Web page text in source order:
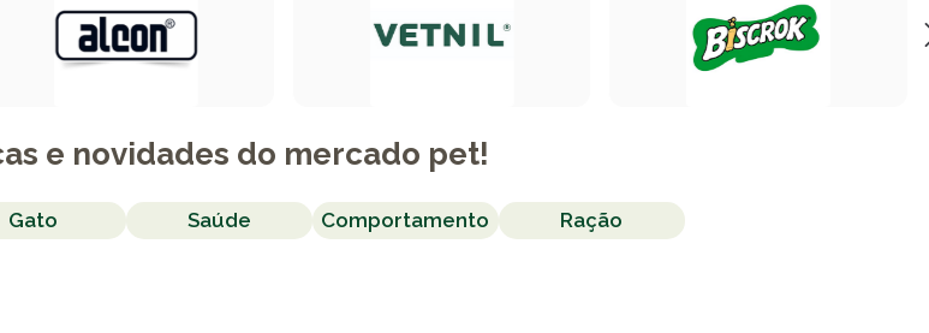
e novidades do mercado pet!
Gato Saúde Comportamento Ração